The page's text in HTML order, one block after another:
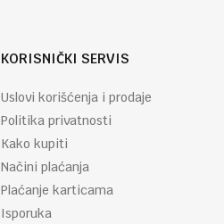
KORISNIČKI SERVIS
Uslovi korišćenja i prodaje
Politika privatnosti
Kako kupiti
Načini plaćanja
Plaćanje karticama
Isporuka